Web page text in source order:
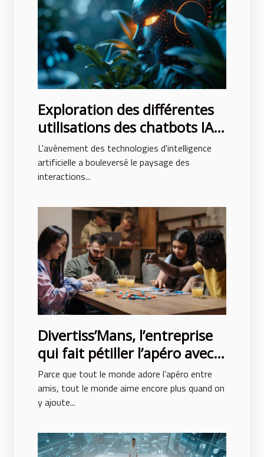
Exploration des différentes
utilisations des chatbots IA
dans les entreprises
L'avènement des technologies d'intelligence
artificielle a bouleversé le paysage des
interactions...
Divertiss’Mans, l’entreprise
qui fait pétiller l’apéro avec
son escape game à domicile !
Parce que tout le monde adore l’apéro entre
amis, tout le monde aime encore plus quand on
y ajoute...